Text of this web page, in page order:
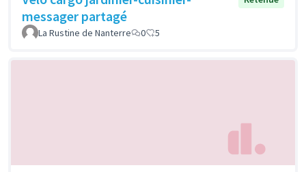
messager partagé
La Rustine de Nanterre 0 5